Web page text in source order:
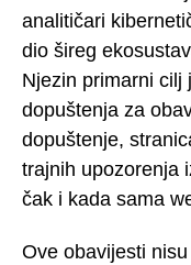
analitičari
dio šireg
Njezin primarni cilj
dopuštenja za
dopuštenje,
trajnih upozorenja
čak i kada sama
Ove obavijesti